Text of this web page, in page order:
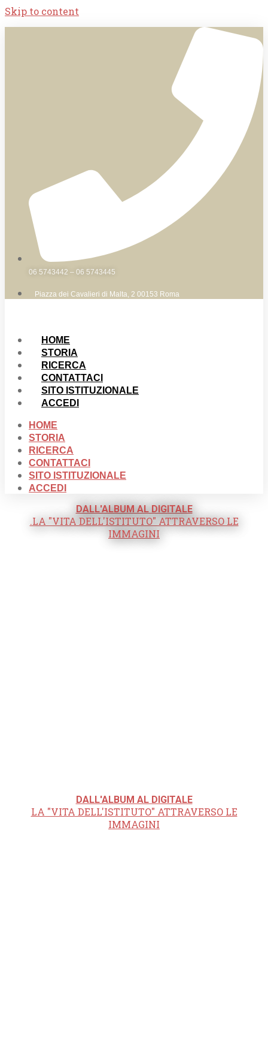
Skip to content
06 5743442 – 06 5743445
Piazza dei Cavalieri di Malta, 2 00153 Roma
HOME
STORIA
RICERCA
CONTATTACI
SITO ISTITUZIONALE
ACCEDI
HOME
STORIA
RICERCA
CONTATTACI
SITO ISTITUZIONALE
ACCEDI
DALL'ALBUM AL DIGITALE
.LA "VITA DELL'ISTITUTO" ATTRAVERSO LE
IMMAGINI
DALL'ALBUM AL DIGITALE
LA "VITA DELL'ISTITUTO" ATTRAVERSO LE
IMMAGINI